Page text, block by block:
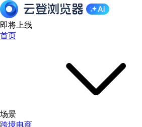
即将上线
首页
场景
跨境电商